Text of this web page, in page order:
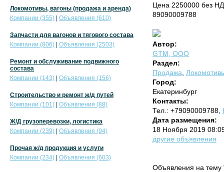
Цена 2250000 без
89090009788
Автор:
GTM, ООО
Раздел:
Продажа
Город:
Екатеринбург
Контакты:
Тел.: +79090009788,
Дата размещения:
18 Ноября 2019
другие объявления
Объявления на тему
Локомотивы, вагоны (продажа и аренда)
Компании (355)
Объявления (610)
Запчасти для вагонов и тягового состава
Компании (806)
Объявления (2503)
Ремонт и обслуживание подвижного
состава
Компании (143)
Объявления (156)
Строительство и ремонт ж/д путей
Компании (101)
Объявления (88)
Ж/Д грузоперевозки, логистика
Компании (239)
Объявления (94)
Прочая ж/д продукция и услуги
Компании (234)
Объявления (603)